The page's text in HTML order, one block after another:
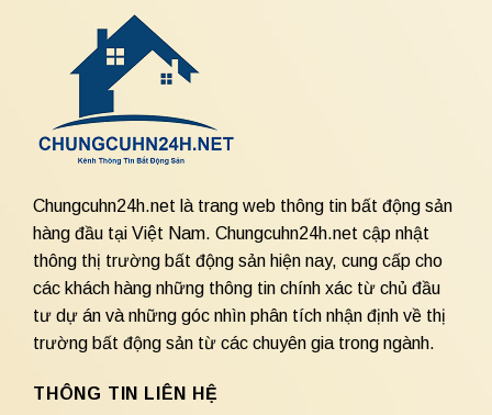
Chungcuhn24h.net là trang web thông tin bất động sản
hàng đầu tại Việt Nam. Chungcuhn24h.net cập nhật
thông thị trường bất động sản hiện nay, cung cấp cho
các khách hàng những thông tin chính xác từ chủ đầu
tư dự án và những góc nhìn phân tích nhận định về thị
trường bất động sản từ các chuyên gia trong ngành.
THÔNG TIN LIÊN HỆ